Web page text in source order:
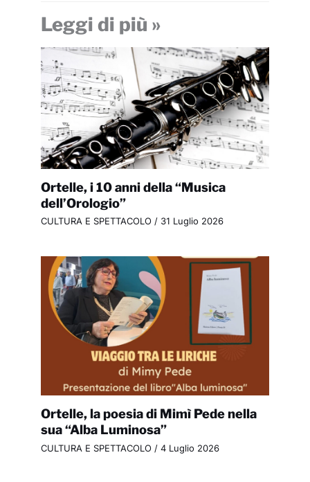
Leggi di più »
Ortelle, i 10 anni della “Musica
dell’Orologio”
CULTURA E SPETTACOLO / 31 Luglio 2026
Ortelle, la poesia di Mimì Pede nella
sua “Alba Luminosa”
CULTURA E SPETTACOLO / 4 Luglio 2026